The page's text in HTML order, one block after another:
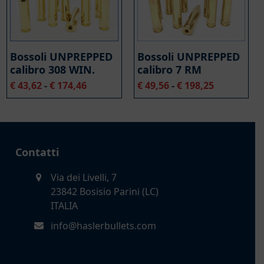
Bossoli UNPREPPED
calibro 308 WIN.
€43,62-€174,46Fascia
di
da
Bossoli UNPREPPED
calibro 7 RM
€49,56 - €198,25Fascia
di
da
Contatti
Via dei Livelli, 7
23842 Bosisio Parini (LC)
ITALIA
info@haslerbullets.com